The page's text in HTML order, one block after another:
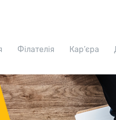
Філателія Кар’єра